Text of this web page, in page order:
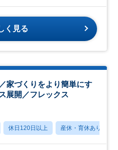
く見る
家づくりをより簡単にす
展開／フレックス
休日120日以上 産休・育休あり